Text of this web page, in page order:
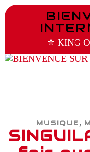
⚜️ KING
MUSIQUE,